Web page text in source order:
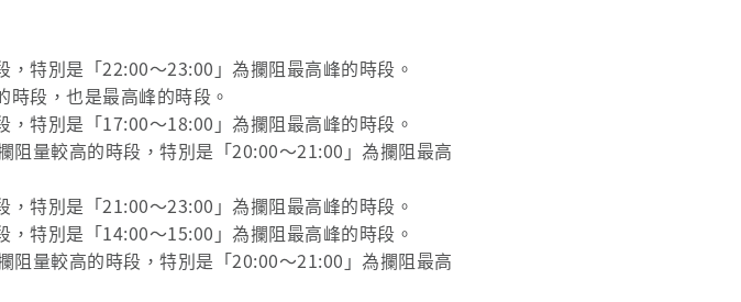
特別是「22:00～23:00」為攔阻最高峰的時段。
段，也是最高峰的時段。
特別是「17:00～18:00」為攔阻最高峰的時段。
量較高的時段，特別是「20:00～21:00」為攔阻最高
特別是「21:00～23:00」為攔阻最高峰的時段。
特別是「14:00～15:00」為攔阻最高峰的時段。
量較高的時段，特別是「20:00～21:00」為攔阻最高